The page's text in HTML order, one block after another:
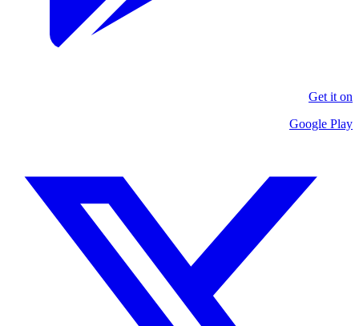
Get it on
Google Play